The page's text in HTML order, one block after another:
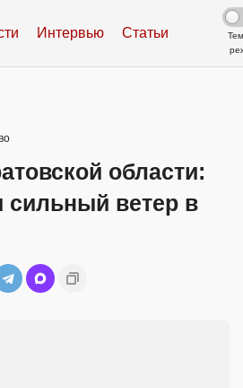
Интервью Статьи
области:
сильный ветер в